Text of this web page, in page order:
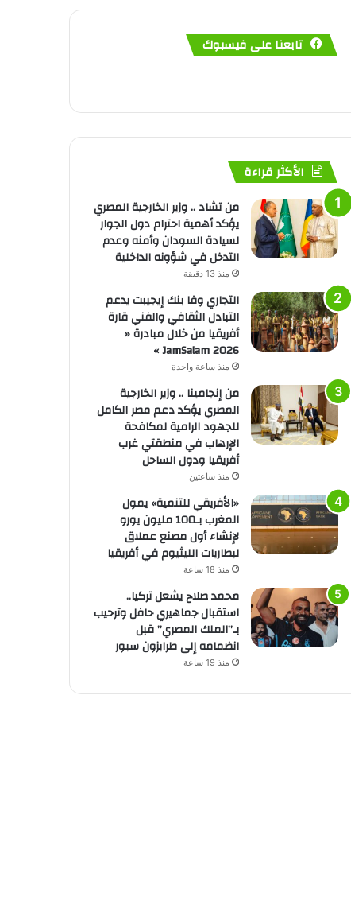
تابعنا على فيسبوك
الأكثر قراءة
من تشاد .. وزير الخارجية المصري
يؤكد أهمية احترام دول الجوار
لسيادة السودان وأمنه وعدم
التدخل في شؤونه الداخلية
منذ 13 دقيقة
التجاري وفا بنك إيجيبت يدعم
التبادل الثقافي والفني قارة
أفريقيا من خلال مبادرة «
JamSalam 2026 »
منذ ساعة واحدة
من إنجامينا .. وزير الخارجية
المصري يؤكد دعم مصر الكامل
للجهود الرامية لمكافحة
الإرهاب في منطقتي غرب
أفريقيا ودول الساحل
منذ ساعتين
«الأفريقي للتنمية» يمول
المغرب بـ100 مليون يورو
لإنشاء أول مصنع عملاق
لبطاريات الليثيوم في أفريقيا
منذ 18 ساعة
محمد صلاح يشعل تركيا..
استقبال جماهيري حافل وترحيب
بـ”الملك المصري” قبل
انضمامه إلى طرابزون سبور
منذ 19 ساعة